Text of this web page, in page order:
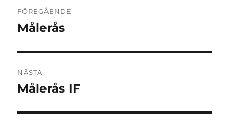
FÖREGÅENDE
Föregående
Målerås
NÄSTA
Nästa
Målerås IF